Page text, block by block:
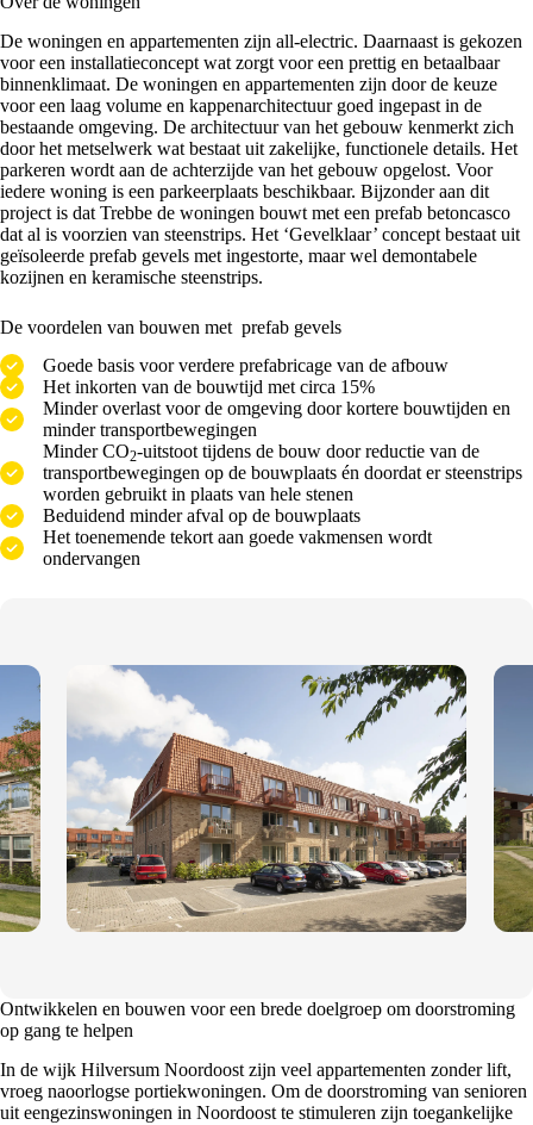
De woningen en appartementen zijn all-electric. Daarnaast is gekozen
voor een installatieconcept wat zorgt voor een prettig en betaalbaar
binnenklimaat. De woningen en appartementen zijn door de keuze
voor een laag volume en kappenarchitectuur goed ingepast in de
bestaande omgeving. De architectuur van het gebouw kenmerkt zich
door het metselwerk wat bestaat uit zakelijke, functionele details. Het
parkeren wordt aan de achterzijde van het gebouw opgelost. Voor
iedere woning is een parkeerplaats beschikbaar. Bijzonder aan dit
project is dat Trebbe de woningen bouwt met een prefab betoncasco
dat al is voorzien van steenstrips. Het ‘Gevelklaar’ concept bestaat uit
geïsoleerde prefab gevels met ingestorte, maar wel demontabele
kozijnen en keramische steenstrips.
De voordelen van bouwen met prefab gevels
Goede basis voor verdere prefabricage van de afbouw
Het inkorten van de bouwtijd met circa 15%
Minder overlast voor de omgeving door kortere bouwtijden en
minder transportbewegingen
Minder CO2-uitstoot tijdens de bouw door reductie van de
transportbewegingen op de bouwplaats én doordat er steenstrips
worden gebruikt in plaats van hele stenen
Beduidend minder afval op de bouwplaats
Het toenemende tekort aan goede vakmensen wordt
ondervangen
Ontwikkelen en bouwen voor een brede doelgroep om doorstroming
op gang te helpen
In de wijk Hilversum Noordoost zijn veel appartementen zonder lift,
vroeg naoorlogse portiekwoningen. Om de doorstroming van senioren
uit eengezinswoningen in Noordoost te stimuleren zijn toegankelijke